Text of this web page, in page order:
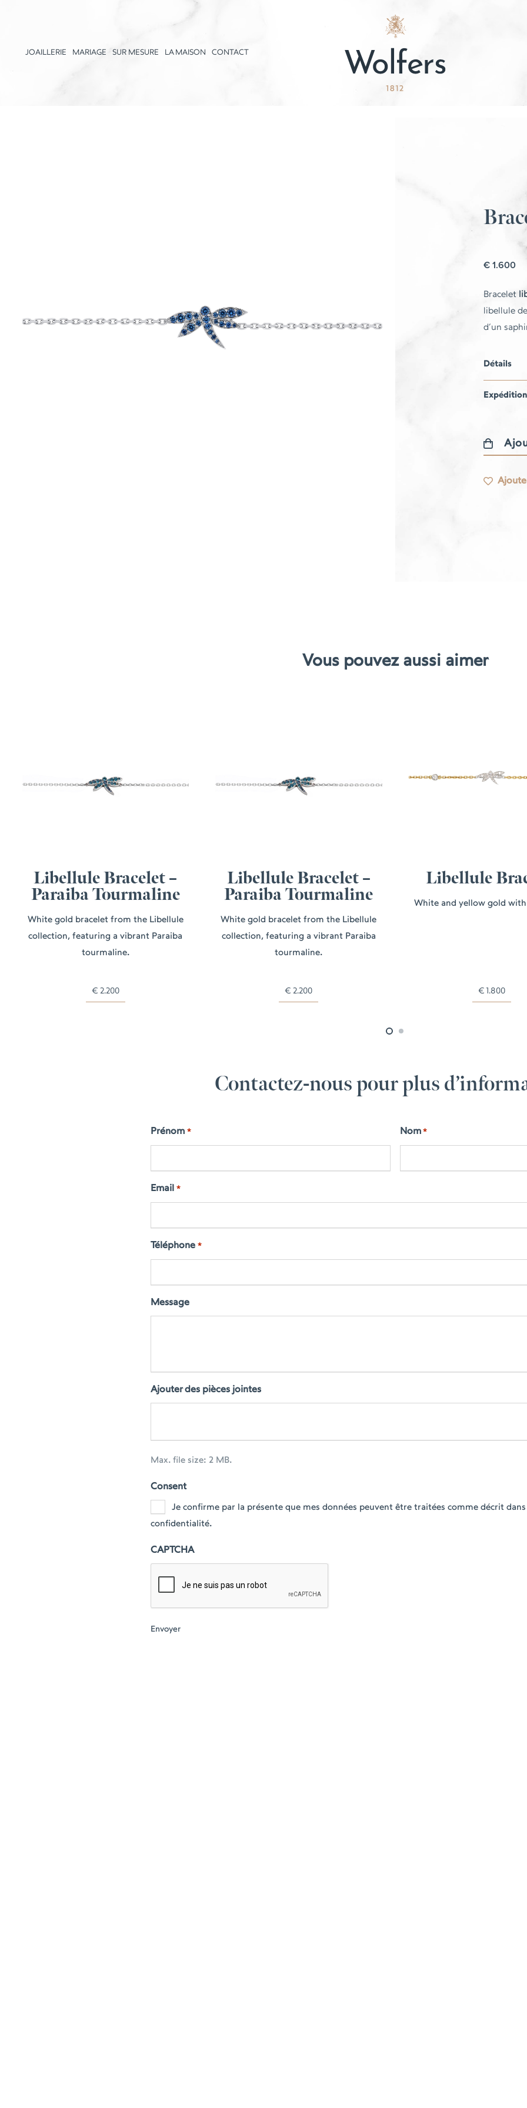
JOAILLERIE MARIAGE SUR MESURE LA MAISON CONTACT
€1.600
Bracelet
libellule
d’un
Détails
quantité
Bracelet
Vous pouvez aussi aimer
Libellule Bracelet –
Paraiba Tourmaline
White gold bracelet from the Libellule
collection, featuring a vibrant Paraiba
tourmaline.
€ 2.200
Libellule Bracelet –
Paraiba Tourmaline
White gold bracelet from the Libellule
collection, featuring a vibrant Paraiba
tourmaline.
€ 2.200
Libellule
White and yellow gold
€ 1.800
Contactez-nous pour plus
Prénom * Nom *
Email *
Téléphone *
Message
Ajouter des pièces jointes
Max. file size: 2 MB.
Consent
Je confirme par la présente que mes données peuvent être traitées comme décrit
confidentialité.
CAPTCHA